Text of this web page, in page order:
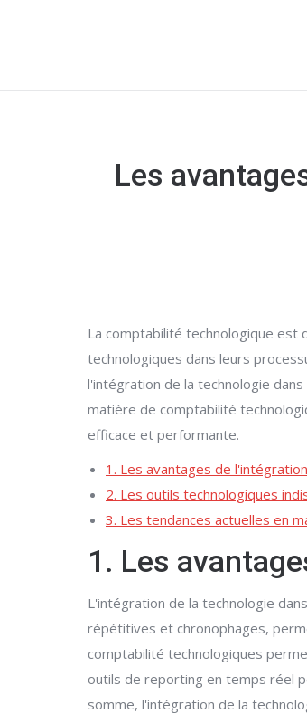
Les
La comptabilité technologique est
technologiques dans leurs
l'intégration de la technologie
matière de comptabilité
efficace et performante.
1. Les avantages de
2. Les outils technologiques
3. Les tendances actuelles en
1. Les
L'intégration de la technologie
répétitives et chronophages,
comptabilité technologiques
outils de reporting en temps réel
somme, l'intégration de la